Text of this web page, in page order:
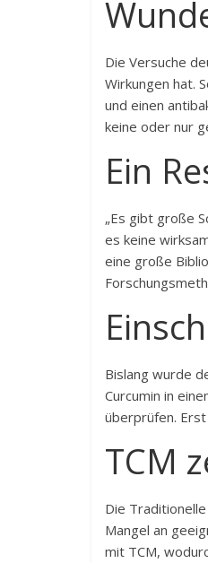
Die Versuche
Wirkungen hat.
und einen
keine oder nur
Ein
„Es gibt große
es keine
eine große
Bislang wurde
Curcumin in
überprüfen.
TCM
Die
Mangel an
mit TCM,